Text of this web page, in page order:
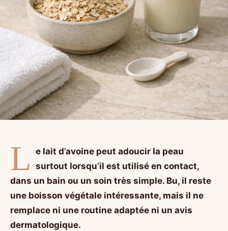
L
e lait d’avoine peut adoucir la peau
surtout lorsqu’il est utilisé en contact,
dans un bain ou un soin très simple. Bu, il reste
une boisson végétale intéressante, mais il ne
remplace ni une routine adaptée ni un avis
dermatologique.